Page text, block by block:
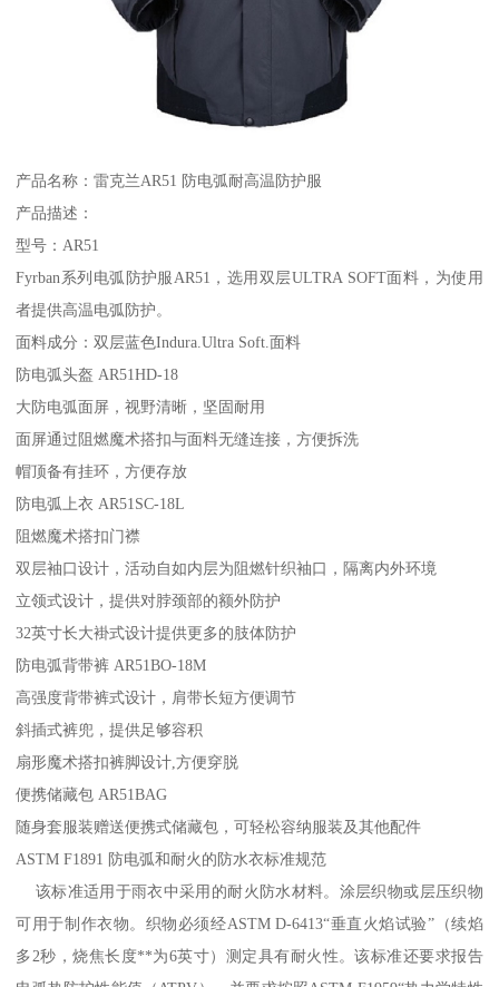
产品名称：雷克兰AR51 防电弧耐高温防护服
产品描述：
型号：AR51
Fyrban系列电弧防护服AR51，选用双层ULTRA SOFT面料，为使用
者提供高温电弧防护。
面料成分：双层蓝色Indura.Ultra Soft.面料
防电弧头盔 AR51HD-18
大防电弧面屏，视野清晰，坚固耐用
面屏通过阻燃魔术搭扣与面料无缝连接，方便拆洗
帽顶备有挂环，方便存放
防电弧上衣 AR51SC-18L
阻燃魔术搭扣门襟
双层袖口设计，活动自如内层为阻燃针织袖口，隔离内外环境
立领式设计，提供对脖颈部的额外防护
32英寸长大褂式设计提供更多的肢体防护
防电弧背带裤 AR51BO-18M
高强度背带裤式设计，肩带长短方便调节
斜插式裤兜，提供足够容积
扇形魔术搭扣裤脚设计,方便穿脱
便携储藏包 AR51BAG
随身套服装赠送便携式储藏包，可轻松容纳服装及其他配件
ASTM F1891 防电弧和耐火的防水衣标准规范
该标准适用于雨衣中采用的耐火防水材料。涂层织物或层压织物
可用于制作衣物。织物必须经ASTM D-6413“垂直火焰试验”（续焰
多2秒，烧焦长度**为6英寸）测定具有耐火性。该标准还要求报告